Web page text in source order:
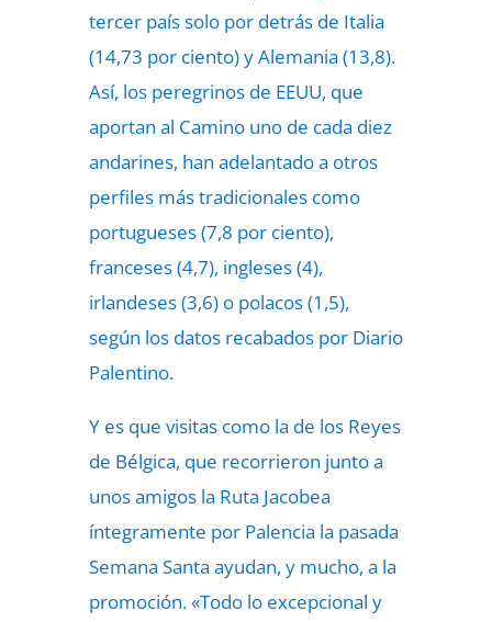
tercer país solo por detrás de Italia
(14,73 por ciento) y Alemania (13,8).
Así, los peregrinos de EEUU, que
aportan al Camino uno de cada diez
andarines, han adelantado a otros
perfiles más tradicionales como
portugueses (7,8 por ciento),
franceses (4,7), ingleses (4),
irlandeses (3,6) o polacos (1,5),
según los datos recabados por Diario
Palentino.
Y es que visitas como la de los Reyes
de Bélgica, que recorrieron junto a
unos amigos la Ruta Jacobea
íntegramente por Palencia la pasada
Semana Santa ayudan, y mucho, a la
promoción. «Todo lo excepcional y